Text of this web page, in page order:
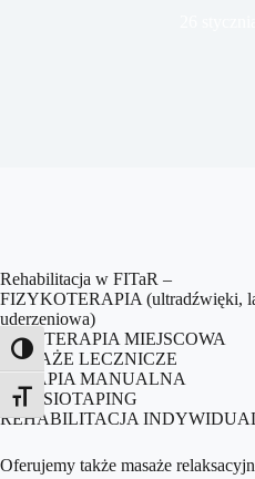
Toggle High Contrast
Toggle Font size
Rehabilitacja w FITaR –
FIZYKOTERAPIA (ultradźwięki,
uderzeniowa)
KRIOTERAPIA MIEJSCOWA
MASAŻE LECZNICZE
TERAPIA MANUALNA
KINESIOTAPING
REHABILITACJA
Oferujemy także masaże